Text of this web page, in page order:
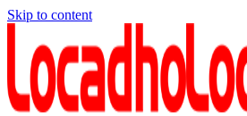
Skip to content